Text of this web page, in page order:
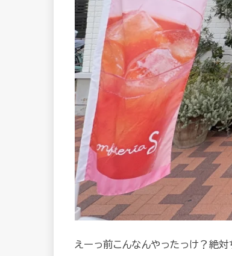
えーっ前こんなんやったっけ？絶